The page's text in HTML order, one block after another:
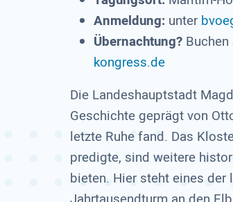
Anmeldung:unter
Übernachtung?
kongress.de
Die Landeshauptstadt
Geschichte geprägt von
letzte Ruhe fand. Das
predigte, sind weitere
bieten. Hier steht eines der